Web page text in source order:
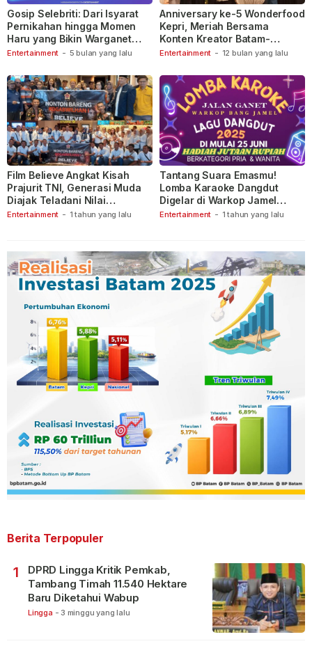
Entertainment - 5 bulan yang lalu
Gosip Selebriti: Dari Isyarat
Pernikahan hingga Momen
Haru yang Bikin Warganet
Berspekulasi
Entertainment - 12 bulan yang lalu
Anniversary ke-5 Wonderfood
Kepri, Meriah Bersama
Konten Kreator Batam-
Tanjungpinang
Entertainment - 1 tahun yang lalu
Film Believe Angkat Kisah
Prajurit TNI, Generasi Muda
Diajak Teladani Nilai
Keberanian
Entertainment - 1 tahun yang lalu
Tantang Suara Emasmu!
Lomba Karaoke Dangdut
Digelar di Warkop Jamel
Ganet
Berita Terpopuler
1
DPRD Lingga Kritik Pemkab,
Tambang Timah 11.540 Hektare
Baru Diketahui Wabup
Lingga - 3 minggu yang lalu